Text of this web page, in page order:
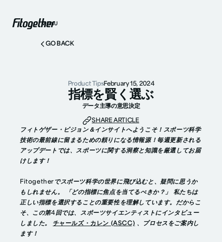
MENU
GO BACK
Product TipsFebruary 15, 2024
指標を賢く選ぶ
データ主導の意思決定
SHARE ARTICLE
フィトゲザー・ビジョン＆インサイトへようこそ！スポーツ科学
技術の最前線に留まるための頼りになる情報源！毎週更新される
アップデートでは、スポーツに関する洞察と知識を厳選してお届
けします！
Fitogetherでスポーツ科学の世界に飛び込むと、疑問に思うか
もしれません。
「どの指標に焦点を当てるべきか？」
私たちは
正しい指標を選択することの重要性を理解しています。だからこ
そ、この第4回では、スポーツサイエンティストにインタビュー
しました。 チャールズ・カレン (ASCC) 、プロセスをご案内し
ます！